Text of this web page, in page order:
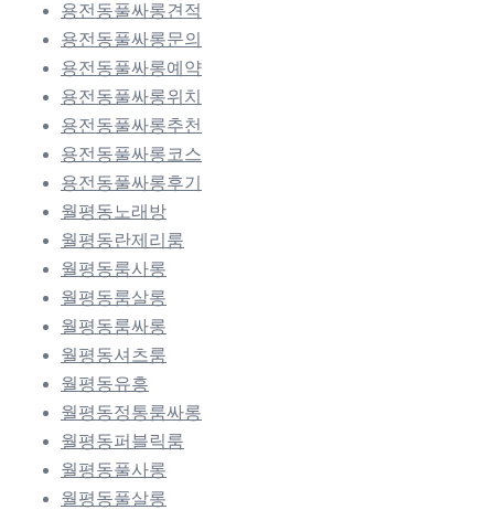
용전동풀싸롱견적
용전동풀싸롱문의
용전동풀싸롱예약
용전동풀싸롱위치
용전동풀싸롱추천
용전동풀싸롱코스
용전동풀싸롱후기
월평동노래방
월평동란제리룸
월평동룸사롱
월평동룸살롱
월평동룸싸롱
월평동셔츠룸
월평동유흥
월평동정통룸싸롱
월평동퍼블릭룸
월평동풀사롱
월평동풀살롱